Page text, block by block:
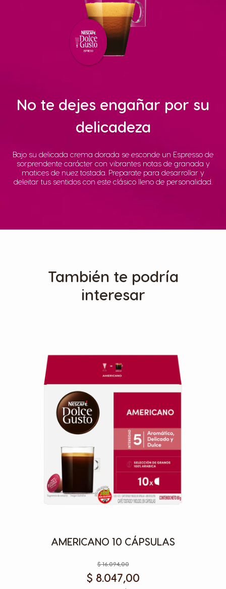
No te dejes engañar por su
delicadeza
Bajo su delicada crema dorada se esconde un Espresso de
sorprendente carácter con vibrantes notas de granada y
matices de nuez tostada. Preparate para desarrollar y
deleitar tus sentidos con este clásico lleno de personalidad.
También te podría
interesar
AMERICANO 10 CÁPSULAS
$ 16.094,00
$ 8.047,00